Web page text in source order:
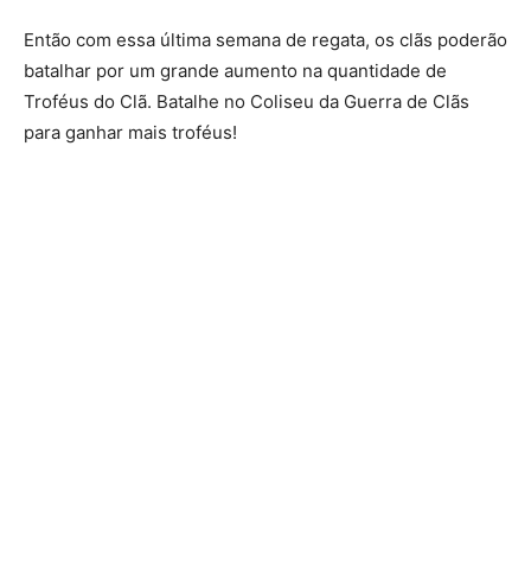
Então com essa última semana de regata, os clãs poderão
batalhar por um grande aumento na quantidade de
Troféus do Clã. Batalhe no Coliseu da Guerra de Clãs
para ganhar mais troféus!